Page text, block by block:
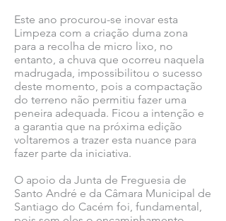
Este ano procurou-se inovar esta
Limpeza com a criação duma zona
para a recolha de micro lixo, no
entanto, a chuva que ocorreu naquela
madrugada, impossibilitou o sucesso
deste momento, pois a compactação
do terreno não permitiu fazer uma
peneira adequada. Ficou a intenção e
a garantia que na próxima edição
voltaremos a trazer esta nuance para
fazer parte da iniciativa.
O apoio da Junta de Freguesia de
Santo André e da Câmara Municipal de
Santiago do Cacém foi, fundamental,